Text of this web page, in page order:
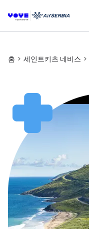
홈 세인트키츠 네비스